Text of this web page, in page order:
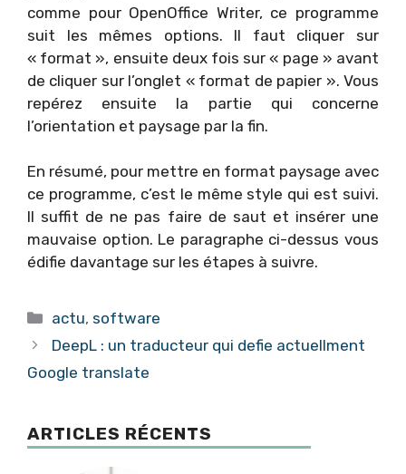
comme pour OpenOffice Writer, ce programme
suit les mêmes options. Il faut cliquer sur
« format », ensuite deux fois sur « page » avant
de cliquer sur l’onglet « format de papier ». Vous
repérez ensuite la partie qui concerne
l’orientation et paysage par la fin.
En résumé, pour mettre en format paysage avec
ce programme, c’est le même style qui est suivi.
Il suffit de ne pas faire de saut et insérer une
mauvaise option. Le paragraphe ci-dessus vous
édifie davantage sur les étapes à suivre.
Catégories
actu, software
DeepL : un traducteur qui defie actuellment
Google translate
ARTICLES RÉCENTS